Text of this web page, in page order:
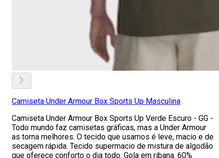
Camiseta Under Armour Box Sports Up Masculina
Camiseta Under Armour Box Sports Up Verde Escuro - GG -
Todo mundo faz camisetas gráficas, mas a Under Armour
as torna melhores. O tecido que usamos é leve, macio e de
secagem rápida. Tecido supermacio de mistura de algodão
que oferece conforto o dia todo. Gola em ribana. 60%